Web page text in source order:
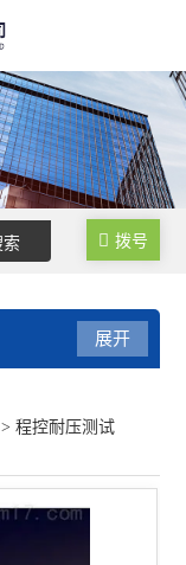
拨号
展开
>程控耐压测试